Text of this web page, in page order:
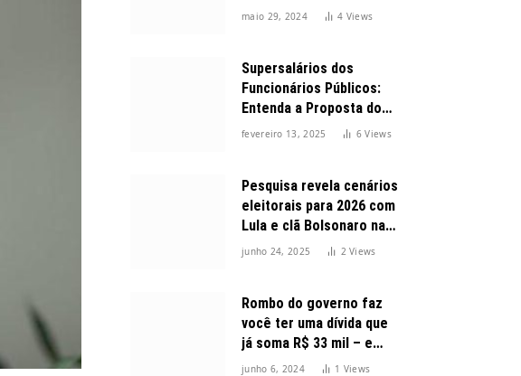
durante o dia
maio 29, 2024 4 Views
Supersalários dos
Funcionários Públicos:
Entenda a Proposta do
Governo para Limitar
fevereiro 13, 2025 6Views
Pesquisa revela cenários
eleitorais para 2026 com
Lula e clã Bolsonaro na
disputa presidencial
junho 24, 2025 2Views
Rombo do governo faz
você ter uma dívida que
já soma R$ 33 mil – e
cresceu 300%
junho 6, 2024 1 Views